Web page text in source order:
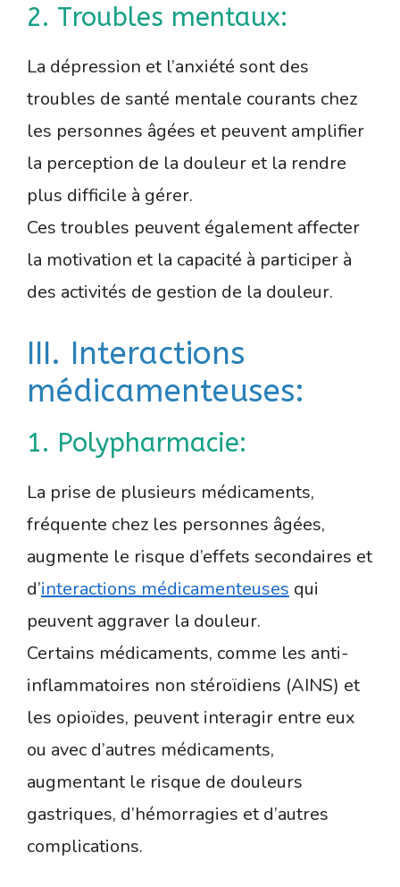
2. Troubles mentaux:
La dépression et l’anxiété sont des
troubles de santé mentale courants chez
les personnes âgées et peuvent amplifier
la perception de la douleur et la rendre
plus difficile à gérer.
Ces troubles peuvent également affecter
la motivation et la capacité à participer à
des activités de gestion de la douleur.
III. Interactions
médicamenteuses:
1. Polypharmacie:
La prise de plusieurs médicaments,
fréquente chez les personnes âgées,
augmente le risque d’effets secondaires et
d’interactions médicamenteuses qui
peuvent aggraver la douleur.
Certains médicaments, comme les anti-
inflammatoires non stéroïdiens (AINS) et
les opioïdes, peuvent interagir entre eux
ou avec d’autres médicaments,
augmentant le risque de douleurs
gastriques, d’hémorragies et d’autres
complications.